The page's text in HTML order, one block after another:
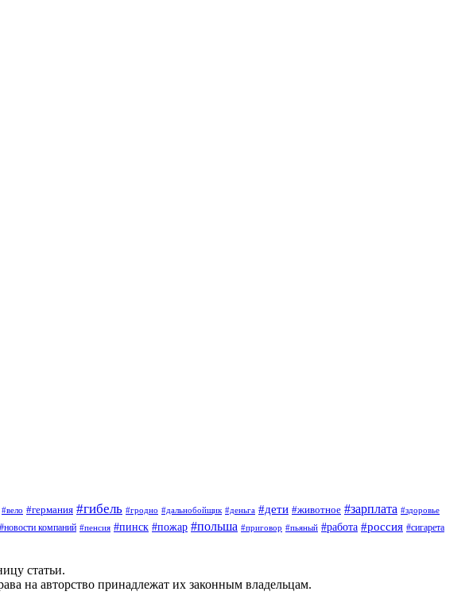
#вело #германия #гибель #гродно #дальнобойщик #деньга #дети #животное #зарплата #здоровье
#новости компаний #пенсия #пинск #пожар #польша #приговор #пьяный #работа #россия #сигарета
статьи.
на авторство принадлежат их законным владельцам.